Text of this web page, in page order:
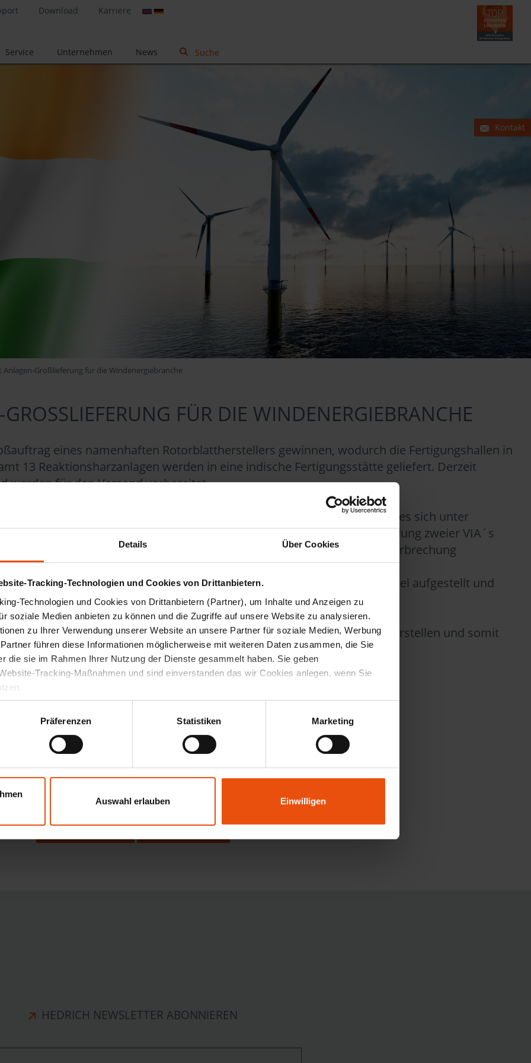
Details Über Cookies
Tracking-Technologien und Cookies von Drittanbietern.
Technologien und Cookies von Drittanbietern (Partner), um Inhalte und Anzeigen zu
soziale Medien anbieten zu können und die Zugriffe auf unsere Website zu analysieren.
zu Ihrer Verwendung unserer Website an unsere Partner für soziale Medien, Werbung
führen diese Informationen möglicherweise mit weiteren Daten zusammen, die Sie
die sie im Rahmen Ihrer Nutzung der Dienste gesammelt haben. Sie geben
Tracking-Maßnahmen und sind einverstanden das wir Cookies anlegen, wenn Sie
Präferenzen Statistiken Marketing
Auswahl erlauben Einwilligen
Download Karriere
Service Unternehmen News Suche
Anlagen-Großlieferung für die Windenergiebranche
FÜR DIE WINDENERGIEBRANCHE
eines namenhaften Rotorblattherstellers gewinnen, wodurch die Fertigungshallen in
13 Reaktionsharzanlagen werden in eine indische Fertigungsstätte geliefert. Derzeit
werden für den Versand vorbereitet.
HEDRICH Direktinfusionsverfahren. Bei den Anlagen handelt es sich unter
(VIA) welche bis zu 3 Tonnen Harzgemisch bevorraten. Unter Verwendung zweier VIA´s
Offshore Blättern mit Längen über 80 Meter ohne Fertigungsunterbrechung
VIA´s innerhalb der Fertigungshallen. So können Formensätze variabel aufgestellt und
Reaktionsharzanlagen in Summe ein komplettes Fertigungssystem darstellen und somit
HEDRICH NEWSLETTER ABONNIEREN
Kontakt